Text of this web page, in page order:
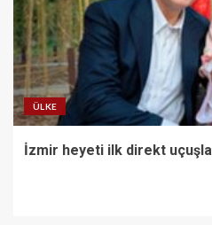
ÜLKE
İzmir heyeti ilk direkt